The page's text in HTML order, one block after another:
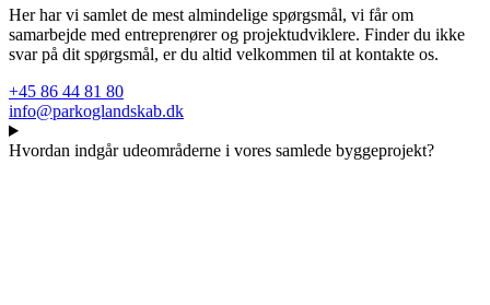
Her har vi samlet de mest almindelige spørgsmål, vi får om
samarbejde med entreprenører og projektudviklere. Finder du ikke
svar på dit spørgsmål, er du altid velkommen til at kontakte os.
+45 86 44 81 80
info@parkoglandskab.dk
Hvordan indgår udeområderne i vores samlede byggeprojekt?